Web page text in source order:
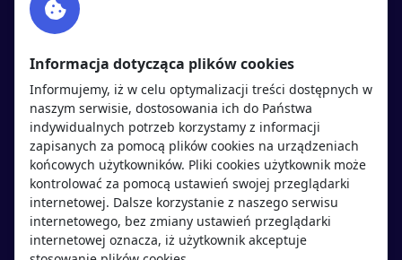
Twitter
Polityka cookies
Polityka prywatności
Kandydaci
Regulamin kandydata
Oferty pracy
Pracodawcy
Pracodawcy
Regulamin pracodawcy
Dodaj ogłoszenie
Informacja dotycząca plików cookies
Informujemy, iż w celu optymalizacji treści dostępnych w
naszym serwisie, dostosowania ich do Państwa
indywidualnych potrzeb korzystamy z informacji
zapisanych za pomocą plików cookies na urządzeniach
końcowych użytkowników. Pliki cookies użytkownik może
kontrolować za pomocą ustawień swojej przeglądarki
internetowej. Dalsze korzystanie z naszego serwisu
internetowego, bez zmiany ustawień przeglądarki
internetowej oznacza, iż użytkownik akceptuje